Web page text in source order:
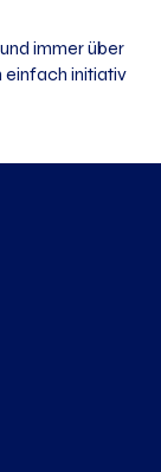
immer über
einfach initiativ